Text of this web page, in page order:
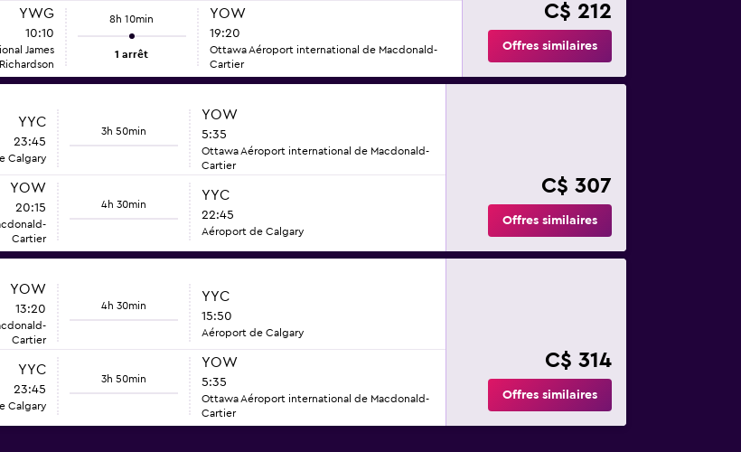
YWG
10:10
James
8h 10min
1 arrêt
YOW
19:20
Ottawa Aéroport international de Macdonald-
Cartier
C$ 212
Offres similaires
YYC
23:45
Calgary
3h 50min
YOW
5:35
Ottawa Aéroport international de Macdonald-
Cartier
YOW
20:15
Cartier
4h 30min
YYC
22:45
Aéroport de Calgary
C$ 307
Offres similaires
YOW
13:20
Cartier
4h 30min
YYC
15:50
Aéroport de Calgary
YYC
23:45
Calgary
3h 50min
YOW
5:35
Ottawa Aéroport international de Macdonald-
Cartier
C$ 314
Offres similaires